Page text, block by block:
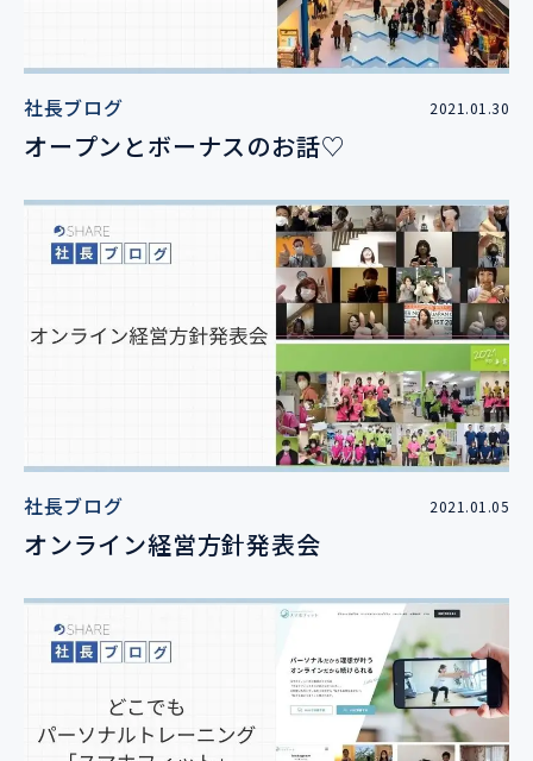
社長ブログ 2021.01.30
オープンとボーナスのお話♡
社長ブログ 2021.01.05
オンライン経営方針発表会